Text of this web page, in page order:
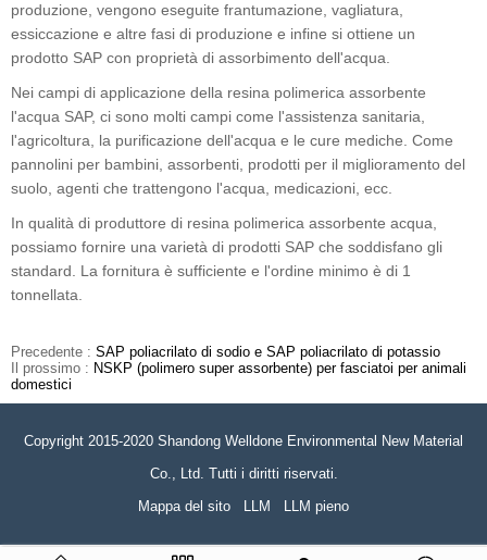
produzione, vengono eseguite frantumazione, vagliatura,
essiccazione e altre fasi di produzione e infine si ottiene un
prodotto SAP con proprietà di assorbimento dell'acqua.
Nei campi di applicazione della resina polimerica assorbente
l'acqua SAP, ci sono molti campi come l'assistenza sanitaria,
l'agricoltura, la purificazione dell'acqua e le cure mediche. Come
pannolini per bambini, assorbenti, prodotti per il miglioramento del
suolo, agenti che trattengono l'acqua, medicazioni, ecc.
In qualità di produttore di resina polimerica assorbente acqua,
possiamo fornire una varietà di prodotti SAP che soddisfano gli
standard. La fornitura è sufficiente e l'ordine minimo è di 1
tonnellata.
Precedente : SAP poliacrilato di sodio e SAP poliacrilato di potassio
Il prossimo : NSKP (polimero super assorbente) per fasciatoi per animali
domestici
Copyright 2015-2020 Shandong Welldone Environmental New Material
Co., Ltd. Tutti i diritti riservati.
Mappa del sito
LLM LLM pieno